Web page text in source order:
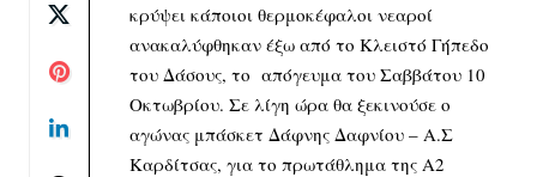
κρύψει κάποιοι θερμοκέφαλοι νεαροί
ανακαλύφθηκαν έξω από το Κλειστό Γήπεδο
του Δάσους, το απόγευμα του Σαββάτου 10
Οκτωβρίου. Σε λίγη ώρα θα ξεκινούσε ο
αγώνας μπάσκετ Δάφνης Δαφνίου – Α.Σ
Καρδίτσας, για το πρωτάθλημα της Α2